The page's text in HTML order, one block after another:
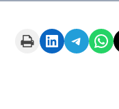
Share on WhatsApp
Share on Telegram
Share on LinkedIn
Print this Page